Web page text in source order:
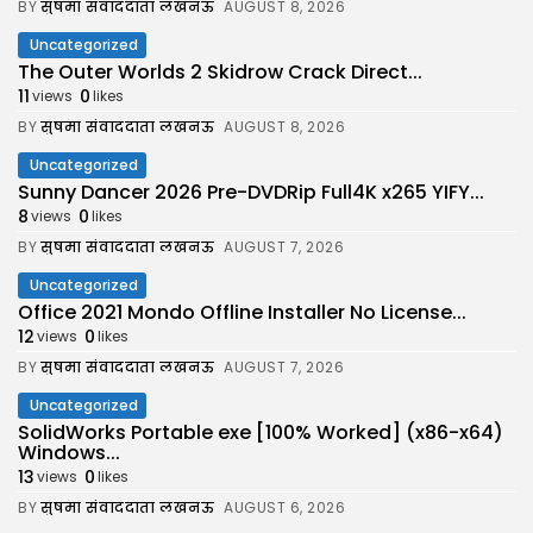
BYसुषमा संवाददाता लखनऊ AUGUST 8, 2026
Uncategorized
The Outer Worlds 2 Skidrow Crack Direct...
11views 0likes
BYसुषमा संवाददाता लखनऊ AUGUST 8, 2026
Uncategorized
Sunny Dancer 2026 Pre-DVDRip Full4K x265 YIFY...
8views 0likes
BYसुषमा संवाददाता लखनऊ AUGUST 7, 2026
Uncategorized
Office 2021 Mondo Offline Installer No License...
12views 0likes
BYसुषमा संवाददाता लखनऊ AUGUST 7, 2026
Uncategorized
SolidWorks Portable exe [100% Worked] (x86-x64)
Windows...
13views 0likes
BYसुषमा संवाददाता लखनऊ AUGUST 6, 2026